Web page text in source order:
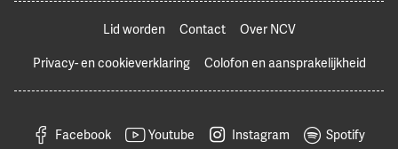
Lid worden Contact
Over NCV
Privacy- en cookieverklaring
Colofon en aansprakelijkheid
Facebook Youtube Instagram Spotify